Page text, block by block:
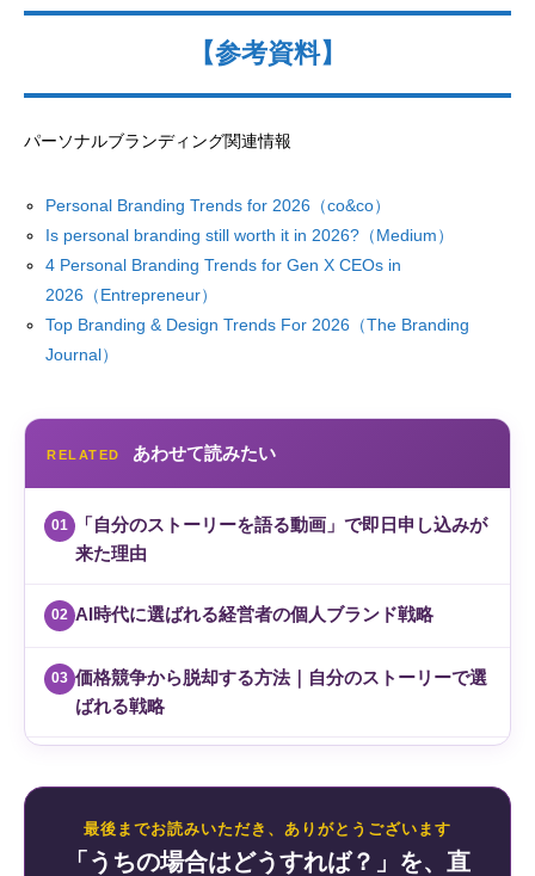
【参考資料】
パーソナルブランディング関連情報
Personal Branding Trends for 2026（co&co）
Is personal branding still worth it in 2026?（Medium）
4 Personal Branding Trends for Gen X CEOs in
2026（Entrepreneur）
Top Branding & Design Trends For 2026（The Branding
Journal）
RELATED あわせて読みたい
01
「自分のストーリーを語る動画」で即日申し込みが
来た理由
02 AI時代に選ばれる経営者の個人ブランド戦略
03 価格競争から脱却する方法｜自分のストーリーで選
ばれる戦略
最後までお読みいただき、ありがとうございます
「うちの場合はどうすれば？」を、直